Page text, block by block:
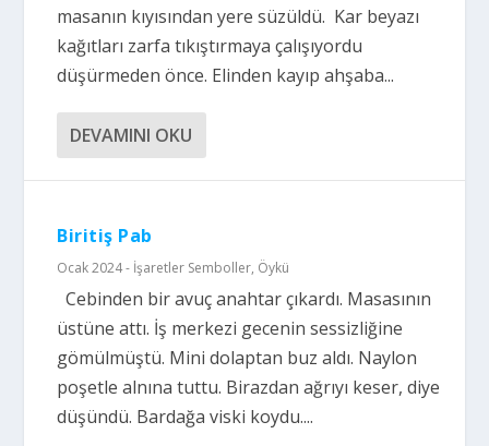
masanın kıyısından yere süzüldü. Kar beyazı
kağıtları zarfa tıkıştırmaya çalışıyordu
düşürmeden önce. Elinden kayıp ahşaba...
DEVAMINI OKU
Biritiş Pab
Ocak 2024 - İşaretler Semboller, Öykü
Cebinden bir avuç anahtar çıkardı. Masasının
üstüne attı. İş merkezi gecenin sessizliğine
gömülmüştü. Mini dolaptan buz aldı. Naylon
poşetle alnına tuttu. Birazdan ağrıyı keser, diye
düşündü. Bardağa viski koydu....